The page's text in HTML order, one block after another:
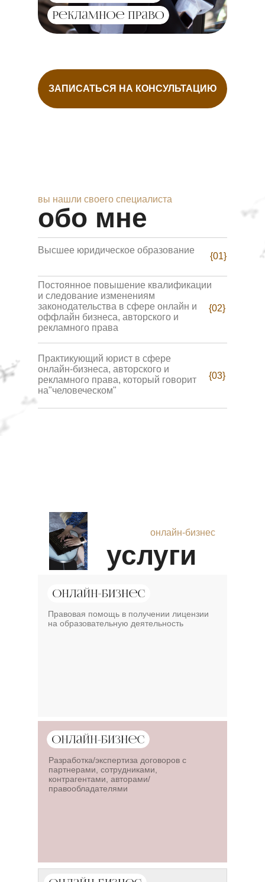
ЗАПИСАТЬСЯ НА КОНСУЛЬТАЦИЮ
вы нашли своего специалиста
обо мне
Высшее юридическое образование
{01}
Постоянное повышение квалификации
и следование изменениям
законодательства в сфере онлайн и
оффлайн бизнеса, авторского и
рекламного права
{02}
Практикующий юрист в сфере
онлайн-бизнеса, авторского и
рекламного права, который говорит
на"человеческом"
{03}
онлайн-бизнес
услуги
Правовая помощь в получении лицензии
на образовательную деятельность
Разработка/экспертиза договоров с
партнерами, сотрудниками,
контрагентами, авторами/
правообладателями